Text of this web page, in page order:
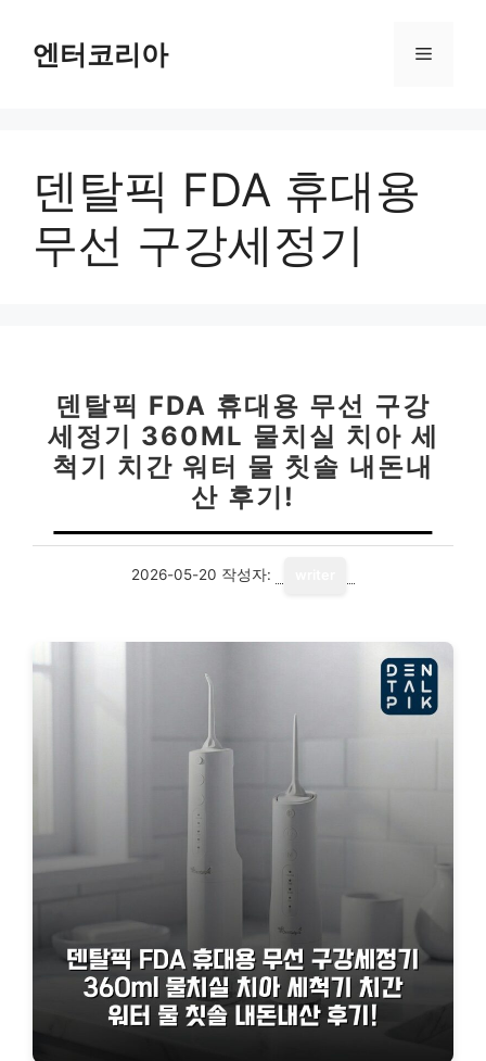
엔터코리아 메
덴탈픽 FDA 휴대용
무선 구강세정기
덴탈픽 FDA 휴대용 무선 구강
세정기 360ML 물치실 치아 세
척기 치간 워터 물 칫솔 내돈내
산 후기!
2026-05-20 작성자: